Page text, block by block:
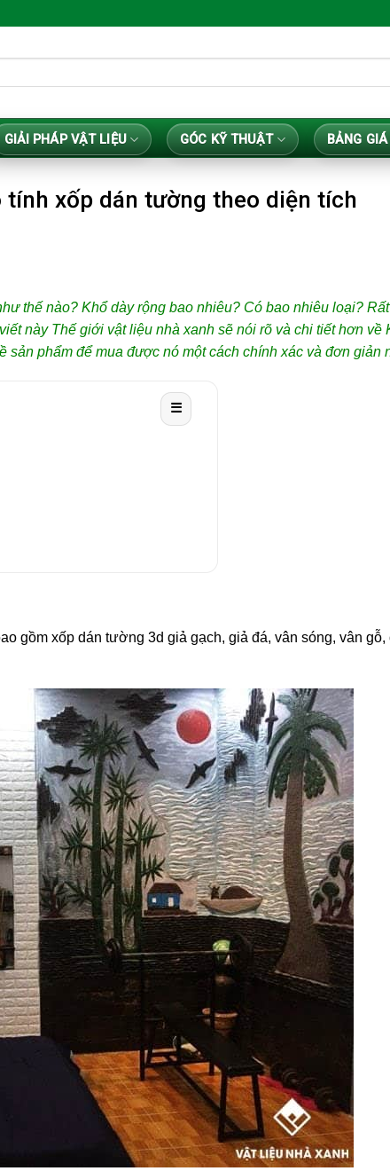
GIẢI PHÁP VẬT LIỆU GÓC KỸ THUẬT BẢNG GIÁ
xốp dán tường theo diện tích
thế nào? Khổ dày rộng bao nhiêu? Có bao nhiêu loại?
này Thế giới vật liệu nhà xanh sẽ nói rõ và chi tiết hơn về
sản phẩm để mua được nó một cách chính xác và đơn giản
☰
gồm xốp dán tường 3d giả gạch, giả đá, vân sóng, vân